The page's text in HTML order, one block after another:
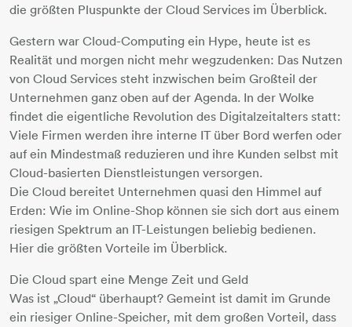
die größten Pluspunkte der Cloud Services im Überblick.
Gestern war Cloud-Computing ein Hype, heute ist es
Realität und morgen nicht mehr wegzudenken: Das Nutzen
von Cloud Services steht inzwischen beim Großteil der
Unternehmen ganz oben auf der Agenda. In der Wolke
findet die eigentliche Revolution des Digitalzeitalters statt:
Viele Firmen werden ihre interne IT über Bord werfen oder
auf ein Mindestmaß reduzieren und ihre Kunden selbst mit
Cloud-basierten Dienstleistungen versorgen.
Die Cloud bereitet Unternehmen quasi den Himmel auf
Erden: Wie im Online-Shop können sie sich dort aus einem
riesigen Spektrum an IT-Leistungen beliebig bedienen.
Hier die größten Vorteile im Überblick.
Die Cloud spart eine Menge Zeit und Geld
Was ist „Cloud“ überhaupt? Gemeint ist damit im Grunde
ein riesiger Online-Speicher, mit dem großen Vorteil, dass